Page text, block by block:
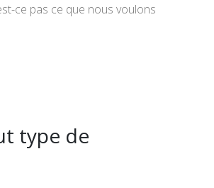
ce pas ce que nous voulons
type de